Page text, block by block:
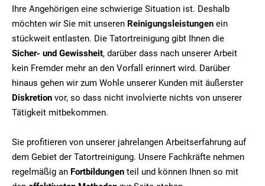
Ihre Angehörigen eine schwierige Situation ist. Deshalb
möchten wir Sie mit unseren Reinigungsleistungen ein
stückweit entlasten. Die Tatortreinigung gibt Ihnen die
Sicher- und Gewissheit, darüber dass nach unserer Arbeit
kein Fremder mehr an den Vorfall erinnert wird. Darüber
hinaus gehen wir zum Wohle unserer Kunden mit äußerster
Diskretion vor, so dass nicht involvierte nichts von unserer
Tätigkeit mitbekommen.
Sie profitieren von unserer jahrelangen Arbeitserfahrung auf
dem Gebiet der Tatortreinigung. Unsere Fachkräfte nehmen
regelmäßig an Fortbildungen teil und können Ihnen so mit